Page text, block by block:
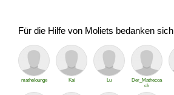
Für die Hilfe von Moliets bedanken sich
mathelounge Kai Lu
Der_Mathecoa
ch